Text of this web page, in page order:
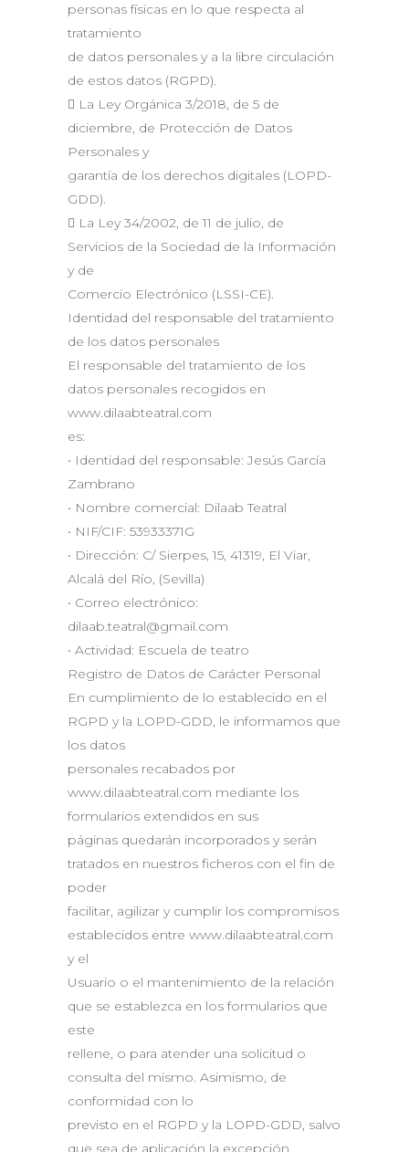
personas físicas en lo que respecta al
tratamiento
de datos personales y a la libre circulación
de estos datos (RGPD).
 La Ley Orgánica 3/2018, de 5 de
diciembre, de Protección de Datos
Personales y
garantía de los derechos digitales (LOPD-
GDD).
 La Ley 34/2002, de 11 de julio, de
Servicios de la Sociedad de la Información
y de
Comercio Electrónico (LSSI-CE).
Identidad del responsable del tratamiento
de los datos personales
El responsable del tratamiento de los
datos personales recogidos en
www.dilaabteatral.com
es:
• Identidad del responsable: Jesús García
Zambrano
• Nombre comercial: Dilaab Teatral
• NIF/CIF: 53933371G
• Dirección: C/ Sierpes, 15, 41319, El Viar,
Alcalá del Río, (Sevilla)
• Correo electrónico:
dilaab.teatral@gmail.com
• Actividad: Escuela de teatro
Registro de Datos de Carácter Personal
En cumplimiento de lo establecido en el
RGPD y la LOPD-GDD, le informamos que
los datos
personales recabados por
www.dilaabteatral.com mediante los
formularios extendidos en sus
páginas quedarán incorporados y serán
tratados en nuestros ficheros con el fin de
poder
facilitar, agilizar y cumplir los compromisos
establecidos entre www.dilaabteatral.com
y el
Usuario o el mantenimiento de la relación
que se establezca en los formularios que
este
rellene, o para atender una solicitud o
consulta del mismo. Asimismo, de
conformidad con lo
previsto en el RGPD y la LOPD-GDD, salvo
que sea de aplicación la excepción